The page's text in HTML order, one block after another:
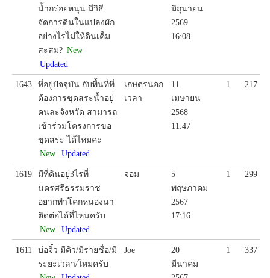
น้ำกร่อยหนุน มีวิธี
จัดการดินในแปลงผัก
อย่างไรไม่ให้ดินเค็ม
สะสม? New
Updated
มิถุนายน
2569
16:08
1643
ที่อยู่ปัจจุบัน กับพื้นที่ที่
ต้องการขุดสระน้ำอยู่
คนละจังหวัด สามารถ
เข้าร่วมโครงการขอ
ขุดสระ ได้ไหมคะ
New
Updated
เกษตรนอก
เวลา
11
เมษายน
2568
11:47
1 217
1619
มีที่ดินอยู่3ไรที่
นครศรีธรรมราช
อยากทำโคกหนองนา
ติดต่อได้ที่ไหนครับ
New
Updated
จอม
5
พฤษภาคม
2567
17:16
1 299
1611
บ่อจิ๋ว มีคิว/มีรายชื่อ/มี
ระยะเวลา/ใหมครับ
Joe
20
มีนาคม
1 337